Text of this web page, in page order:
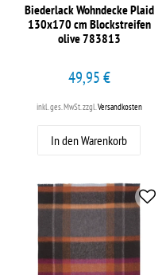
Biederlack Wohndecke Plaid
130x170 cm Blockstreifen
olive 783813
49,95 €
inkl. ges. MwSt. zzgl. Versandkosten
In den Warenkorb